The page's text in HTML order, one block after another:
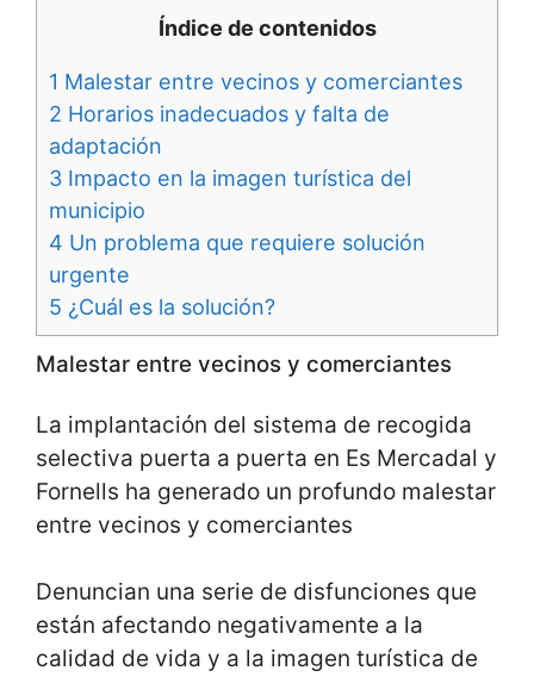
Índice de contenidos
1 Malestar entre vecinos y comerciantes
2 Horarios inadecuados y falta de
adaptación
3 Impacto en la imagen turística del
municipio
4 Un problema que requiere solución
urgente
5 ¿Cuál es la solución?
Malestar entre vecinos y comerciantes
La implantación del sistema de recogida
selectiva puerta a puerta en Es Mercadal y
Fornells ha generado un profundo malestar
entre vecinos y comerciantes
Denuncian una serie de disfunciones que
están afectando negativamente a la
calidad de vida y a la imagen turística de